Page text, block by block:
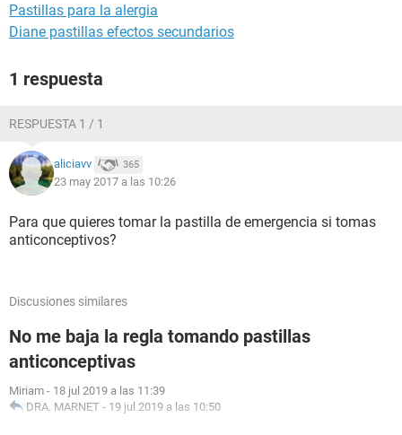
Pastillas para la alergia
Diane pastillas efectos secundarios
1 respuesta
RESPUESTA 1 / 1
aliciavv 365
23 may 2017 a las 10:26
Para que quieres tomar la pastilla de emergencia si tomas
anticonceptivos?
Discusiones similares
No me baja la regla tomando pastillas
anticonceptivas
Miriam - 18 jul 2019 a las 11:39
DRA. MARNET - 19 jul 2019 a las 10:50